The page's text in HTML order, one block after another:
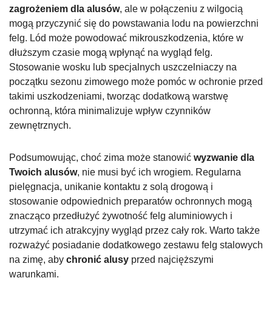
zagrożeniem dla alusów, ale w połączeniu z wilgocią
mogą przyczynić się do powstawania lodu na powierzchni
felg. Lód może powodować mikrouszkodzenia, które w
dłuższym czasie mogą wpłynąć na wygląd felg.
Stosowanie wosku lub specjalnych uszczelniaczy na
początku sezonu zimowego może pomóc w ochronie przed
takimi uszkodzeniami, tworząc dodatkową warstwę
ochronną, która minimalizuje wpływ czynników
zewnętrznych.
Podsumowując, choć zima może stanowić wyzwanie dla
Twoich alusów, nie musi być ich wrogiem. Regularna
pielęgnacja, unikanie kontaktu z solą drogową i
stosowanie odpowiednich preparatów ochronnych mogą
znacząco przedłużyć żywotność felg aluminiowych i
utrzymać ich atrakcyjny wygląd przez cały rok. Warto także
rozważyć posiadanie dodatkowego zestawu felg stalowych
na zimę, aby chronić alusy przed najcięższymi
warunkami.